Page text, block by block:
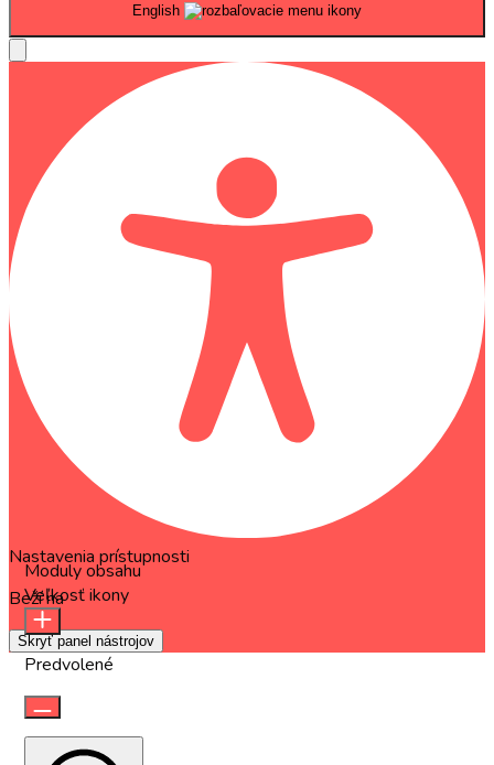
English
Nastavenia prístupnosti
Beží naOneTap
Skryť panel nástrojov
Moduly obsahu
Veľkosť ikony
Predvolené